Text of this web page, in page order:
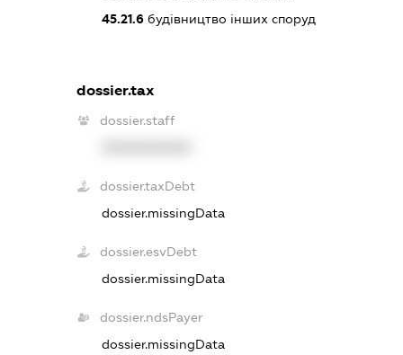
45.21.6будівництво інших споруд
dossier.tax
dossier.staff
dossier.taxDebt
dossier.missingData
dossier.esvDebt
dossier.missingData
dossier.ndsPayer
dossier.missingData